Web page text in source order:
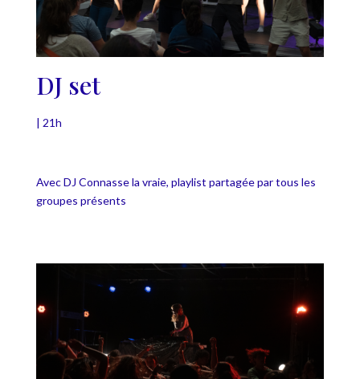
DJ set
| 21h
Avec DJ Connasse la vraie, playlist partagée par tous les
groupes présents